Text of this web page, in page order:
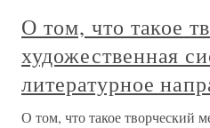
О том, что такое
художественная
литературное
О том, что такое творческий